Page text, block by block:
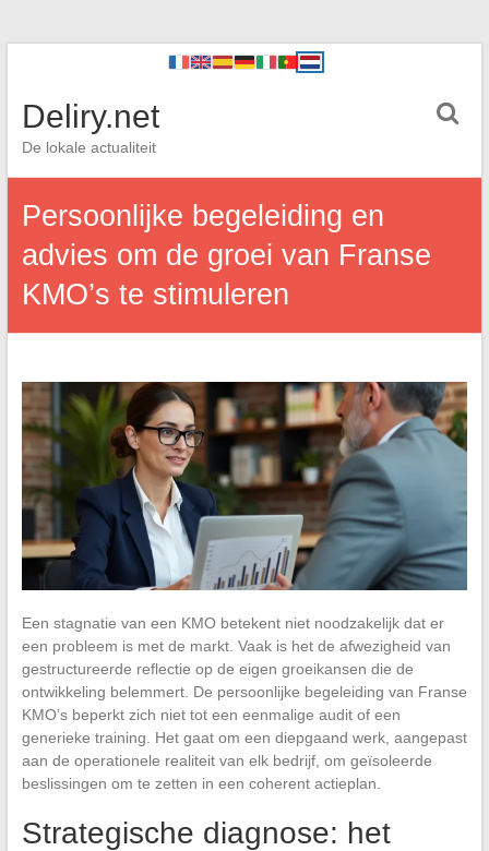
Deliry.net
De lokale actualiteit
Persoonlijke begeleiding en
advies om de groei van Franse
KMO’s te stimuleren
Een stagnatie van een KMO betekent niet noodzakelijk dat er
een probleem is met de markt. Vaak is het de afwezigheid van
gestructureerde reflectie op de eigen groeikansen die de
ontwikkeling belemmert. De persoonlijke begeleiding van Franse
KMO’s beperkt zich niet tot een eenmalige audit of een
generieke training. Het gaat om een diepgaand werk, aangepast
aan de operationele realiteit van elk bedrijf, om geïsoleerde
beslissingen om te zetten in een coherent actieplan.
Strategische diagnose: het